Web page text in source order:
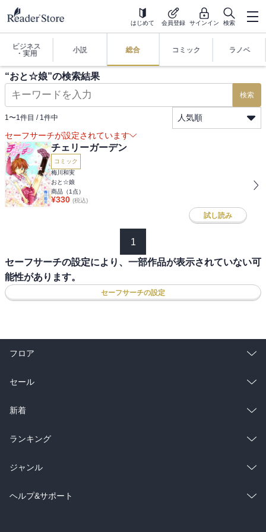
はじめて 会員登録 サインイン 検索
ビジネス
・実用
小説 総合 コミック ラノベ
“おと☆娘”の検索結果
検索
1〜1件目 / 1件中
人気順
セーフサーチが設定されています
チェリーガーデン
コミック
梅川和実
おと☆娘
商品（1 点）
¥330 (税込)
試し読み
1
セーフサーチの設定により、一部作品が表示されていない可
能性があります。
セーフサーチの設定
フロア
総合
ラノベ
雑誌・グラビア
BL・TL
セール
総合
ラノベ
雑誌・グラビア
BL・TL
新着
総合
ラノベ
雑誌・グラビア
ランキング
総合
ラノベ
ジャンル
コミック
ヘルプ&サポート